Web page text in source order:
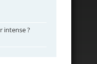
intense ?